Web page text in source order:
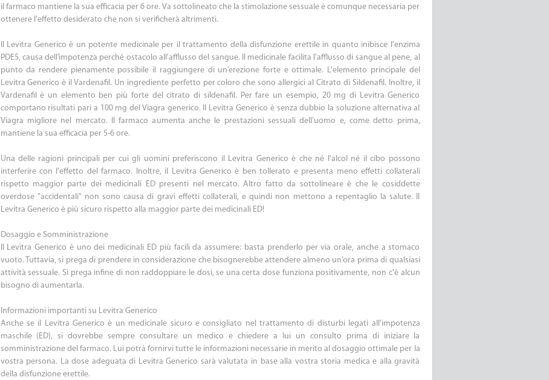
il farmaco mantiene la sua efficacia per 6 ore. Va sottolineato che la stimolazione sessuale è comunque necessaria per
ottenere l'effetto desiderato che non si verificherà altrimenti.
Il Levitra Generico è un potente medicinale per il trattamento della disfunzione erettile in quanto inibisce l'enzima
PDE5, causa dell’impotenza perché ostacolo all'afflusso del sangue. Il medicinale facilita l'afflusso di sangue al pene, al
punto da rendere pienamente possibile il raggiungere di un’erezione forte e ottimale. L'elemento principale del
Levitra Generico è il Vardenafil. Un ingrediente perfetto per coloro che sono allergici al Citrato di Sildenafil. Inoltre, il
Vardenafil è un elemento ben più forte del citrato di sildenafil. Per fare un esempio, 20 mg di Levitra Generico
comportano risultati pari a 100 mg del Viagra generico. Il Levitra Generico è senza dubbio la soluzione alternativa al
Viagra migliore nel mercato. Il farmaco aumenta anche le prestazioni sessuali dell’uomo e, come detto prima,
mantiene la sua efficacia per 5-6 ore.
Una delle ragioni principali per cui gli uomini preferiscono il Levitra Generico è che né l'alcol né il cibo possono
interferire con l'effetto del farmaco. Inoltre, il Levitra Generico è ben tollerato e presenta meno effetti collaterali
rispetto maggior parte dei medicinali ED presenti nel mercato. Altro fatto da sottolineare è che le cosiddette
overdose "accidentali" non sono causa di gravi effetti collaterali, e quindi non mettono a repentaglio la salute. Il
Levitra Generico è più sicuro rispetto alla maggior parte dei medicinali ED!
Dosaggio e Somministrazione
Il Levitra Generico è uno dei medicinali ED più facili da assumere: basta prenderlo per via orale, anche a stomaco
vuoto. Tuttavia, si prega di prendere in considerazione che bisognerebbe attendere almeno un’ora prima di qualsiasi
attività sessuale. Si prega infine di non raddoppiare le dosi, se una certa dose funziona positivamente, non c'è alcun
bisogno di aumentarla.
Informazioni importanti su Levitra Generico
Anche se il Levitra Generico è un medicinale sicuro e consigliato nel trattamento di disturbi legati all'impotenza
maschile (ED), si dovrebbe sempre consultare un medico e chiedere a lui un consulto prima di iniziare la
somministrazione del farmaco. Lui potrà fornirvi tutte le informazioni necessarie in merito al dosaggio ottimale per la
vostra persona. La dose adeguata di Levitra Generico sarà valutata in base alla vostra storia medica e alla gravità
della disfunzione erettile.